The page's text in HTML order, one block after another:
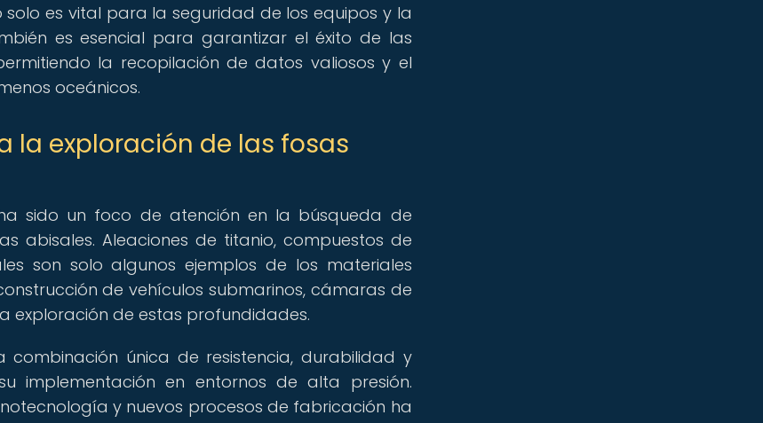
es vital para la seguridad de los equipos y la
es esencial para garantizar el éxito de las
la recopilación de datos valiosos y el
oceánicos.
la exploración de las fosas
sido un foco de atención en la búsqueda de
abisales. Aleaciones de titanio, compuestos de
son solo algunos ejemplos de los materiales
de vehículos submarinos, cámaras de
exploración de estas profundidades.
combinación única de resistencia, durabilidad y
implementación en entornos de alta presión.
y nuevos procesos de fabricación ha